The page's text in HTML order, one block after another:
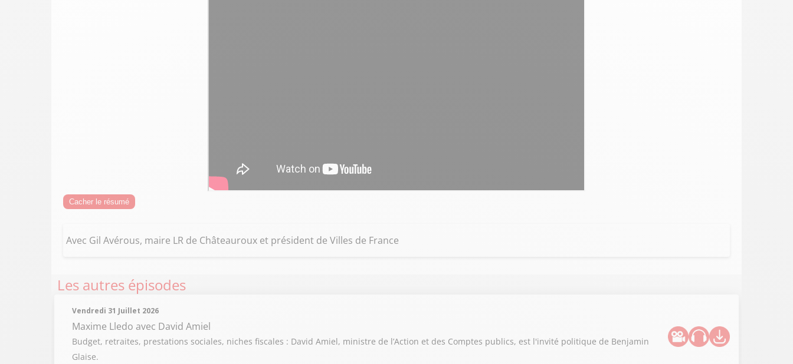
Cacher le résumé
Avec Gil Avérous, maire LR de Châteauroux et président de Villes de France
Les autres épisodes
Vendredi 31 Juillet 2026
Maxime Lledo avec David Amiel
Budget, retraites, prestations sociales, niches fiscales : David Amiel, ministre de l’Action et des Comptes publics, est l'invité politique de Benjamin
Glaise.